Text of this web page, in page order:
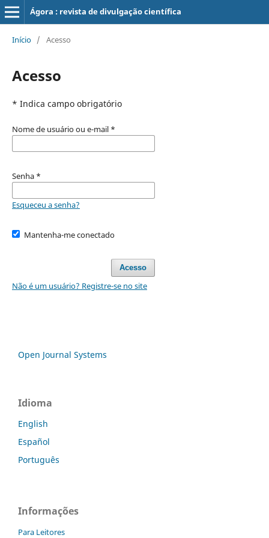
Ágora : revista de divulgação científica
Início / Acesso
Acesso
* Indica campo obrigatório
Nome de usuário ou e-mail *
Senha *
Esqueceu a senha?
Mantenha-me conectado
Acesso
Não é um usuário? Registre-se no site
Open Journal Systems
Idioma
English
Español
Português
Informações
Para Leitores